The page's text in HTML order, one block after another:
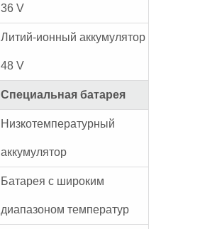
36 V
Литий-ионный аккумулятор
48 V
Специальная батарея
Низкотемпературный
аккумулятор
Батарея с широким
диапазоном температур